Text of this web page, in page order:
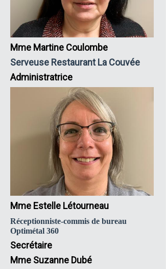
Mme Martine Coulombe
Serveuse Restaurant La Couvée
Administratrice
Mme Estelle Létourneau
Réceptionniste-commis de bureau
Optimétal 360
Secrétaire
Mme Suzanne Dubé